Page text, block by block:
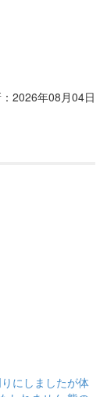
2026年08月04日
にしましたが体